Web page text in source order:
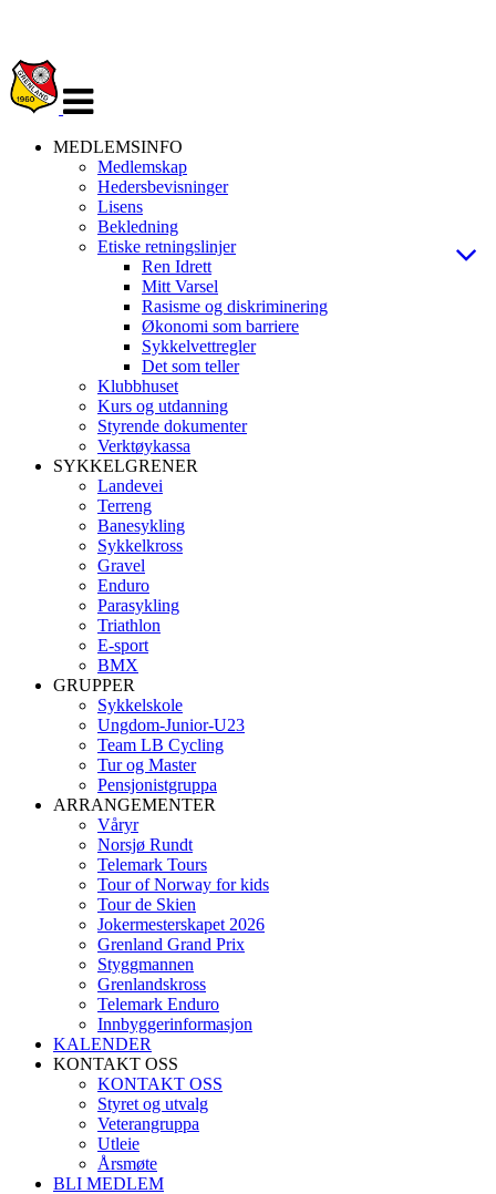
navigasjon
MEDLEMSINFO
Medlemskap
Hedersbevisninger
Lisens
Bekledning
Etiske retningslinjer
Ren Idrett
Mitt Varsel
Rasisme og diskriminering
Økonomi som barriere
Sykkelvettregler
Det som teller
Klubbhuset
Kurs og utdanning
Styrende dokumenter
Verktøykassa
SYKKELGRENER
Landevei
Terreng
Banesykling
Sykkelkross
Gravel
Enduro
Parasykling
Triathlon
E-sport
BMX
GRUPPER
Sykkelskole
Ungdom-Junior-U23
Team LB Cycling
Tur og Master
Pensjonistgruppa
ARRANGEMENTER
Våryr
Norsjø Rundt
Telemark Tours
Tour of Norway for kids
Tour de Skien
Jokermesterskapet 2026
Grenland Grand Prix
Styggmannen
Grenlandskross
Telemark Enduro
Innbyggerinformasjon
KALENDER
KONTAKT OSS
KONTAKT OSS
Styret og utvalg
Veterangruppa
Utleie
Årsmøte
BLI MEDLEM